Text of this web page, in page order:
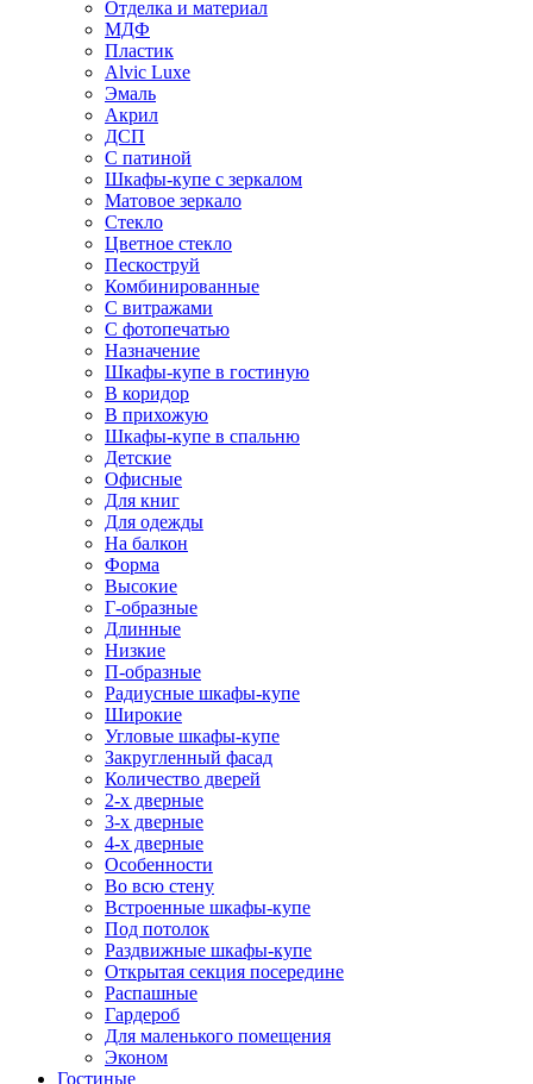
Отделка и материал
МДФ
Пластик
Alvic Luxe
Эмаль
Акрил
ДСП
С патиной
Шкафы-купе с зеркалом
Матовое зеркало
Стекло
Цветное стекло
Пескоструй
Комбинированные
С витражами
С фотопечатью
Назначение
Шкафы-купе в гостиную
В коридор
В прихожую
Шкафы-купе в спальню
Детские
Офисные
Для книг
Для одежды
На балкон
Форма
Высокие
Г-образные
Длинные
Низкие
П-образные
Радиусные шкафы-купе
Широкие
Угловые шкафы-купе
Закругленный фасад
Количество дверей
2-х дверные
3-х дверные
4-х дверные
Особенности
Во всю стену
Встроенные шкафы-купе
Под потолок
Раздвижные шкафы-купе
Открытая секция посередине
Распашные
Гардероб
Для маленького помещения
Эконом
Гостиные